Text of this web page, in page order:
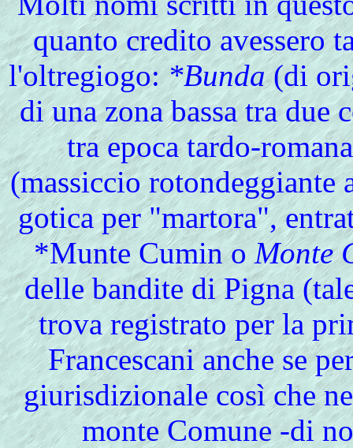
quanto credito avessero
l'oltregiogo:*Bunda(di
di una zona bassa tra
tra epoca tardo-
(massiccio rotondeggiante
gotica per "martora",
*Munte Cumin oMonte
delle bandite di Pigna
trova registrato per la
Francescani anche se
giurisdizionale così che
monte Comune -di